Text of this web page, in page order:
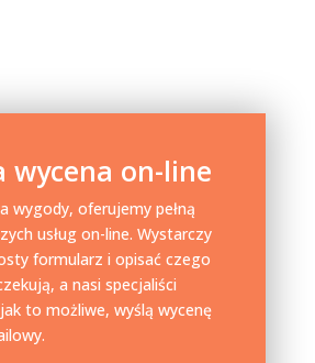
wycena on-line
wygody, oferujemy pełną
usług on-line. Wystarczy
formularz i opisać czego
a nasi specjaliści
to możliwe, wyślą wycenę